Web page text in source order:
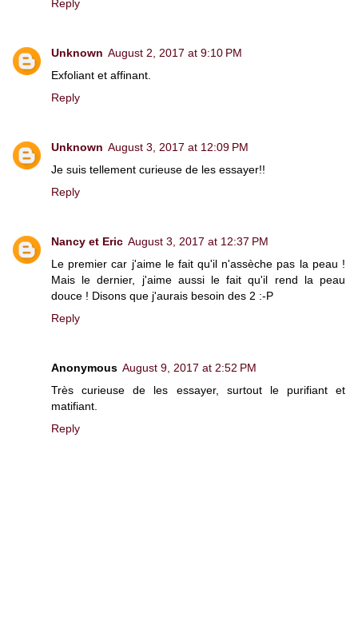
Reply
Unknown August 2, 2017 at 9:10 PM
Exfoliant et affinant.
Reply
Unknown August 3, 2017 at 12:09 PM
Je suis tellement curieuse de les essayer!!
Reply
Nancy et Eric August 3, 2017 at 12:37 PM
Le premier car j'aime le fait qu'il n'assèche pas la peau !
Mais le dernier, j'aime aussi le fait qu'il rend la peau
douce ! Disons que j'aurais besoin des 2 :-P
Reply
Anonymous August 9, 2017 at 2:52 PM
Très curieuse de les essayer, surtout le purifiant et
matifiant.
Reply